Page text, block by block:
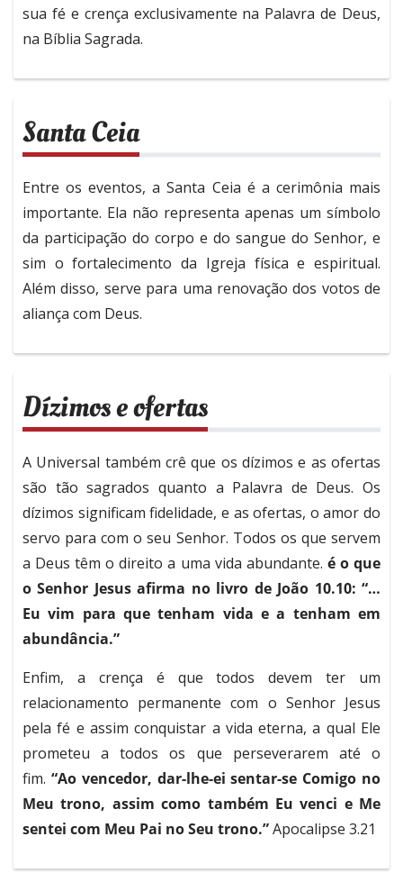
sua fé e crença exclusivamente na Palavra de Deus,
na Bíblia Sagrada.
Santa Ceia
Entre os eventos, a Santa Ceia é a cerimônia mais
importante. Ela não representa apenas um símbolo
da participação do corpo e do sangue do Senhor, e
sim o fortalecimento da Igreja física e espiritual.
Além disso, serve para uma renovação dos votos de
aliança com Deus.
Dízimos e ofertas
A Universal também crê que os dízimos e as ofertas
são tão sagrados quanto a Palavra de Deus. Os
dízimos significam fidelidade, e as ofertas, o amor do
servo para com o seu Senhor. Todos os que servem
a Deus têm o direito a uma vida abundante. é o que
o Senhor Jesus afirma no livro de João 10.10: “…
Eu vim para que tenham vida e a tenham em
abundância.”
Enfim, a crença é que todos devem ter um
relacionamento permanente com o Senhor Jesus
pela fé e assim conquistar a vida eterna, a qual Ele
prometeu a todos os que perseverarem até o
fim. “Ao vencedor, dar-lhe-ei sentar-se Comigo no
Meu trono, assim como também Eu venci e Me
sentei com Meu Pai no Seu trono.”Apocalipse 3.21